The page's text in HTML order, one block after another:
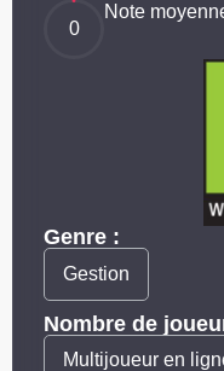
0
Note
Genre :
Gestion
Nombre de
Multijoueur en